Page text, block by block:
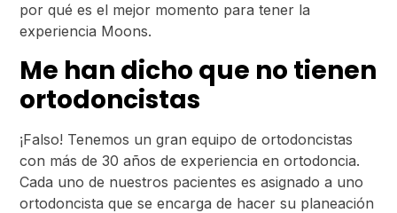
por qué es el mejor momento para tener la
experiencia Moons.
Me han dicho que no tienen
ortodoncistas
¡Falso! Tenemos un gran equipo de ortodoncistas
con más de 30 años de experiencia en ortodoncia.
Cada uno de nuestros pacientes es asignado a uno
ortodoncista que se encarga de hacer su planeación